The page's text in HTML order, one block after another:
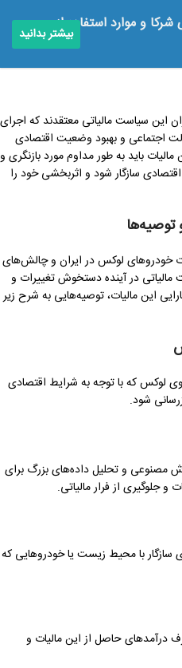
و موارد استفاده ازبیشتر بدانید
این سیاست مالیاتی معتقدند که اجرای
اجتماعی و بهبود وضعیت اقتصادی
باید به طور مداوم مورد بازنگری و
اقتصادی سازگار شود و اثربخشی خود را
توصیه‌ها
خودروهای لوکس در ایران و چالش‌های
در آینده دستخوش تغییرات و
این مالیات، توصیه‌هایی به شرح زیر
لوکس که با توجه به شرایط اقتصادی
شود.
مصنوعی و تحلیل داده‌های بزرگ برای
جلوگیری از فرار مالیاتی.
با محیط زیست یا خودروهایی که
درآمدهای حاصل از این مالیات و